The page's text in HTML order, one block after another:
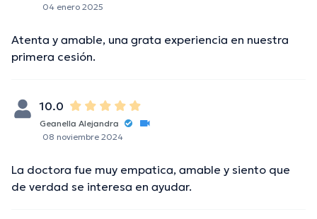
04 enero 2025
Atenta y amable, una grata experiencia en nuestra
primera cesión.
10.0
Geanella Alejandra
08 noviembre 2024
La doctora fue muy empatica, amable y siento que
de verdad se interesa en ayudar.